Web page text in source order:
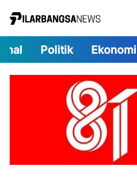
Politik Ekonomi